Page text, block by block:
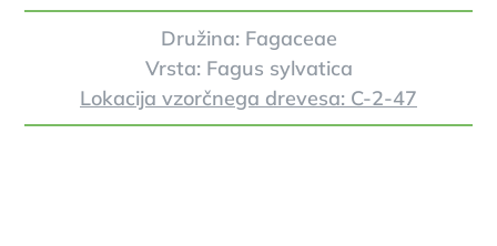
Družina: Fagaceae
Vrsta: Fagus sylvatica
Lokacija vzorčnega drevesa: C-2-47